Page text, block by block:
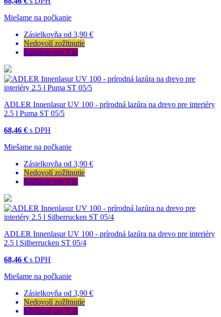
Miešame na počkanie
Zásielkovňa od 3,90 €
Nedovolí zožltnutie
Miešame pre Vás
ADLER Innenlasur UV 100 - prírodná lazúra na drevo pre interiéry
2.5 l Puma ST 05/5
68,46 € s DPH
Miešame na počkanie
Zásielkovňa od 3,90 €
Nedovolí zožltnutie
Miešame pre Vás
ADLER Innenlasur UV 100 - prírodná lazúra na drevo pre interiéry
2.5 l Silberrucken ST 05/4
68,46 € s DPH
Miešame na počkanie
Zásielkovňa od 3,90 €
Nedovolí zožltnutie
Miešame pre Vás